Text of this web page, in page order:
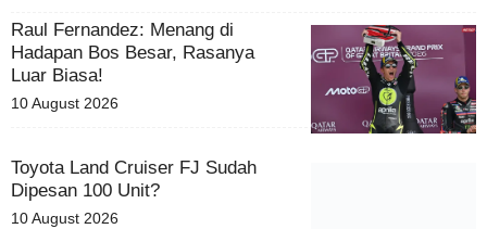
Raul Fernandez: Menang di
Hadapan Bos Besar, Rasanya
Luar Biasa!
10 August 2026
Toyota Land Cruiser FJ Sudah
Dipesan 100 Unit?
10 August 2026